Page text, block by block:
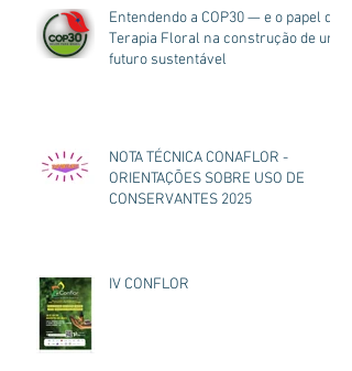
Entendendo a COP30 — e o papel da
Terapia Floral na construção de um
futuro sustentável
NOTA TÉCNICA CONAFLOR -
ORIENTAÇÕES SOBRE USO DE
CONSERVANTES 2025
IV CONFLOR